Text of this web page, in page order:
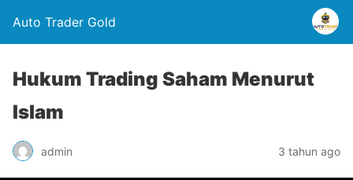
Auto Trader Gold
Hukum Trading Saham Menurut
Islam
admin 3 tahun ago